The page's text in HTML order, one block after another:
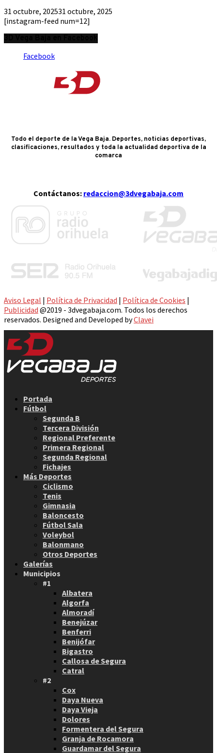
31 octubre, 202531 octubre, 2025
[instagram-feed num=12]
Facebook
Todo el deporte de la Vega Baja. Deportes, noticias deportivas,
clasificaciones, resultados y toda la actualidad deportiva de la
comarca
Contáctanos: redaccion@3dvegabaja.com
Aviso Legal | Política de Privacidad | Política de Cookies |
Publicidad @2019 - 3dvegabaja.com. Todos los derechos
reservados. Designed and Developed byClavei
Portada
Fútbol
Segunda B
Tercera División
Regional Preferente
Primera Regional
Segunda Regional
Fichajes
Más Deportes
Ciclismo
Tenis
Gimnasia
Baloncesto
Fútbol Sala
Voleybol
Balonmano
Otros Deportes
Galerías
Municipios
#1
Albatera
Algorfa
Almoradí
Benejúzar
Benferri
Benijófar
Bigastro
Callosa de Segura
Catral
#2
Cox
Daya Nueva
Daya Vieja
Dolores
Formentera del Segura
Granja de Rocamora
Guardamar del Segura